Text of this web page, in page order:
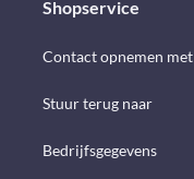
Shopservice
Contact opnemen met
Stuur terug naar
Bedrijfsgegevens